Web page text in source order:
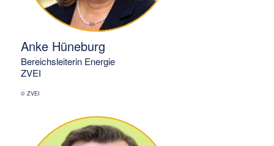
Anke Hüneburg
Bereichsleiterin Energie
ZVEI
© ZVEI